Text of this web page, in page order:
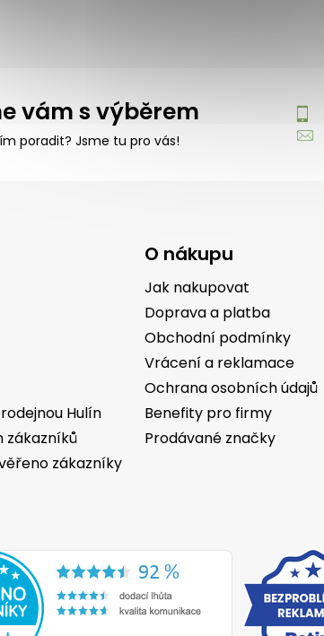
vám s výběrem
poradit? Jsme tu pro vás!
Hulín
zákazníků
zákazníky
O nákupu
Jak nakupovat
Doprava a platba
Obchodní podmínky
Vrácení a reklamace
Ochrana osobních údajů
Benefity pro firmy
Prodávané značky